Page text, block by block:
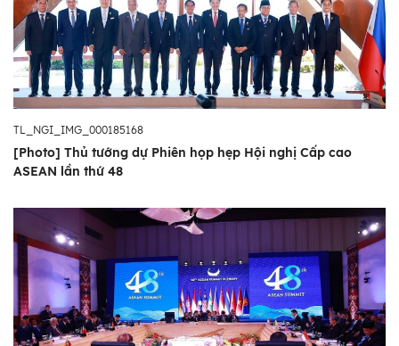
TL_NGI_IMG_000185168
[Photo] Thủ tướng dự Phiên họp hẹp Hội nghị Cấp cao
ASEAN lần thứ 48